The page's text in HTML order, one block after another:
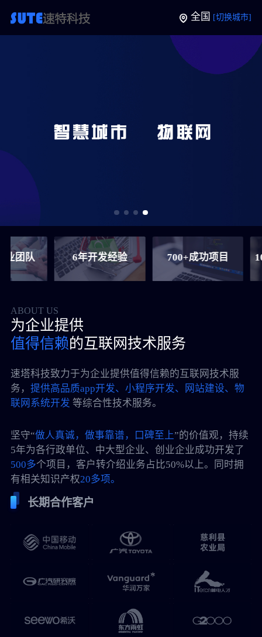
全国 [切换城市]
6年开发经验 700+成功项目 100+裂变
ABOUT US
为企业提供
值得信赖的互联网技术服务
速塔科技致力于为企业提供值得信赖的互联网技术服
务， 提供高品质app开发、小程序开发、网站建设、物
联网系统开发 等综合性技术服务。
坚守“做人真诚，做事靠谱，口碑至上”的价值观，持续
5年为各行政单位、中大型企业、创业企业成功开发了
500多个项目，客户转介绍业务占比50%以上。同时拥
有相关知识产权20多项。
长期合作客户